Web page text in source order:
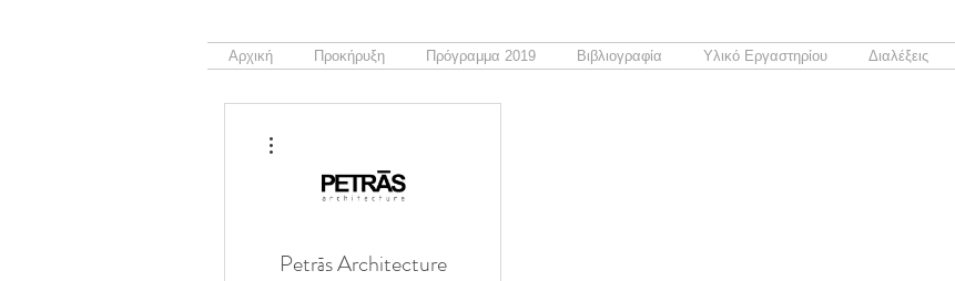
Petrās Architecture
Αρχική Προκήρυξη Πρόγραμμα 2019 Βιβλιογραφία Υλικό Εργαστηρίου Διαλέξεις